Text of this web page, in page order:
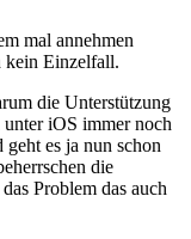
mal annehmen
kein Einzelfall.
die Unterstützung
iOS immer noch
es ja nun schon
die
Problem das auch